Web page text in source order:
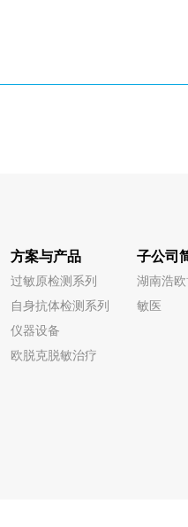
方案与产品
过敏原检测系列
自身抗体检测系列
仪器设备
欧脱克脱敏治疗
子公司
湖南浩
敏医